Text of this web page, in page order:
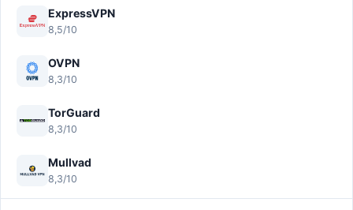
ExpressVPN
8,5/10
OVPN
8,3/10
TorGuard
8,3/10
Mullvad
8,3/10